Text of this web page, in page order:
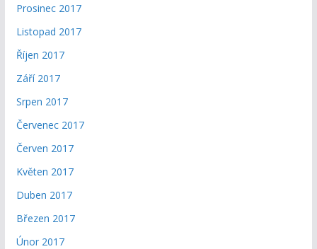
Prosinec 2017
Listopad 2017
Říjen 2017
Září 2017
Srpen 2017
Červenec 2017
Červen 2017
Květen 2017
Duben 2017
Březen 2017
Únor 2017